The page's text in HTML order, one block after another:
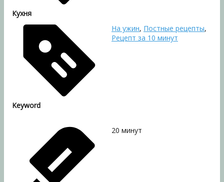
Кухня
Keyword
На ужин, Постные рецепты,
Рецепт за 10 минут
20 минут